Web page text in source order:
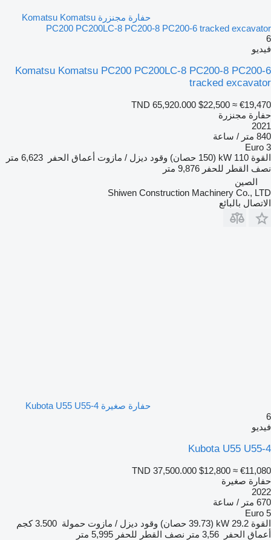
حفارة مجنزرة Komatsu Komatsu
PC200 PC200LC-8 PC200-8 PC200-6 tracked
Komatsu Komatsu PC200 PC200LC-8 PC200-8
tracked
TND 65,920.000 $22,500 ≈
مجنزرة
ساعة
110 kW (150 حصان) وقود ديزل / مازوت أعماق الحفر 6,623 متر
القطر للحفر 9,876 متر
الصين
Shiwen Construction Machinery Co.,
بالبائع
حفارة صغيرة Kubota U55 U55-4
Kubota U55
TND 37,500.000 $12,800 ≈
صغيرة
ساعة
29.2 kW (39.73 حصان) وقود ديزل / مازوت حمولة 3.500 كجم
الحفر 3,56 متر نصف القطر للحفر 5,995 متر